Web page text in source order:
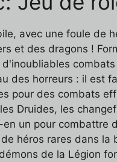
avec une foule de
et des dragons !
des horreurs : il est
pour des combats
Druides, les
un pour
héros rares dans
de la Légion